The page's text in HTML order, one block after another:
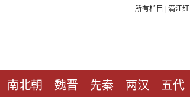
所有栏目 满江红
南北朝 魏晋 先秦 两汉 五代